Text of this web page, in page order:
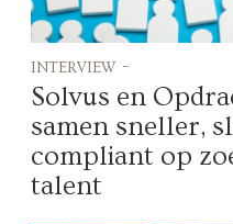
interview -
Solvus en
samen sneller,
compliant op
talent